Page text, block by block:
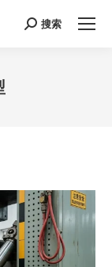
Search:
搜索